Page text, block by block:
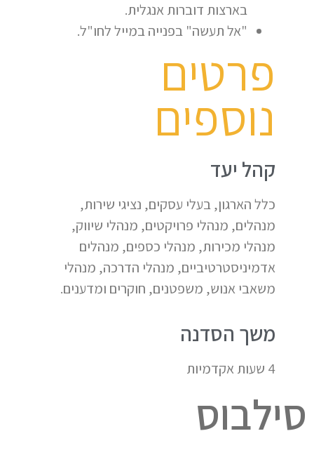
בארצות דוברות אנגלית.
"אל תעשה" בפנייה במייל לחו"ל.
פרטים
נוספים
קהל יעד
כלל הארגון, בעלי עסקים, נציגי שירות,
מנהלים, מנהלי פרויקטים, מנהלי שיווק,
מנהלי מכירות, מנהלי כספים, מנהלים
אדמיניסטרטיביים, מנהלי הדרכה, מנהלי
משאבי אנוש, משפטנים, חוקרים ומדענים.
משך הסדנה
4 שעות אקדמיות
סילבוס